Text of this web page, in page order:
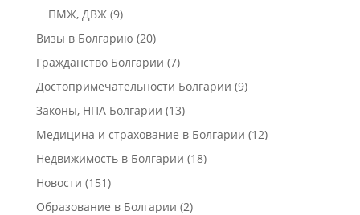
ПМЖ, ДВЖ(9)
Визы в Болгарию (20)
Гражданство Болгарии (7)
Достопримечательности Болгарии (9)
Законы, НПА Болгарии (13)
Медицина и страхование в Болгарии (12)
Недвижимость в Болгарии (18)
Новости (151)
Образование в Болгарии (2)